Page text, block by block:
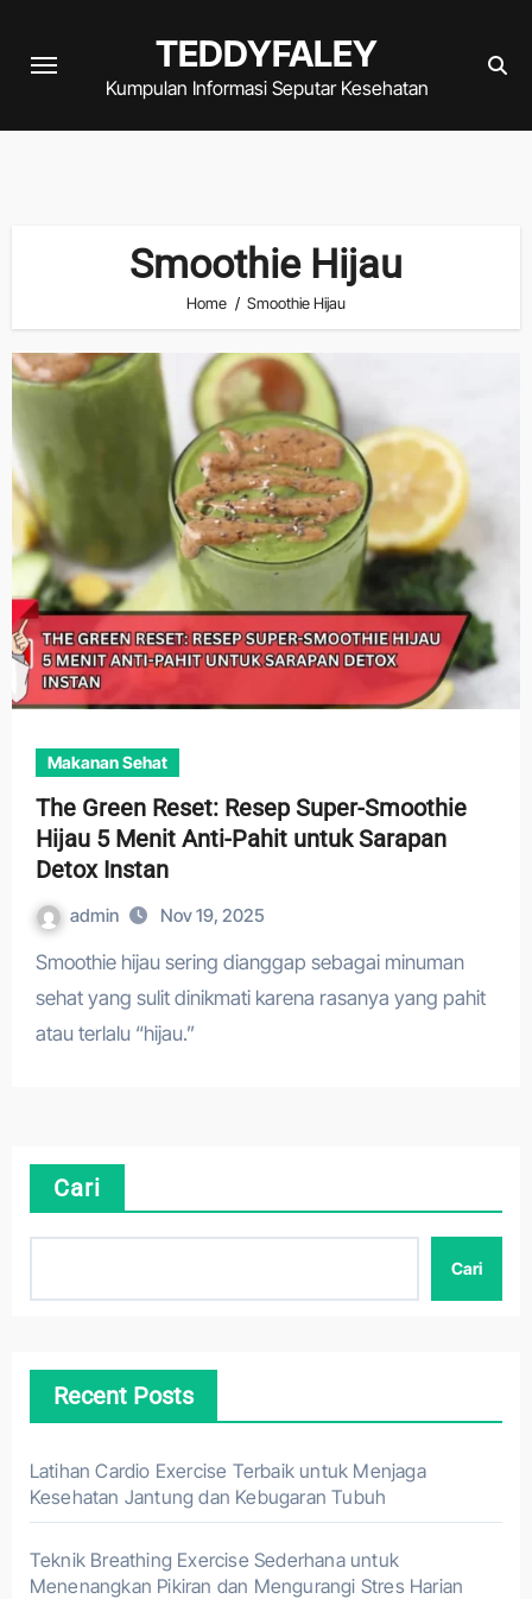
TEDDYFALEY
Kumpulan Informasi Seputar Kesehatan
Smoothie Hijau
Home Smoothie Hijau
Makanan Sehat
The Green Reset: Resep Super-Smoothie
Hijau 5 Menit Anti-Pahit untuk Sarapan
Detox Instan
admin Nov 19, 2025
Smoothie hijau sering dianggap sebagai minuman
sehat yang sulit dinikmati karena rasanya yang pahit
atau terlalu “hijau.”
Cari
Cari
Recent Posts
Latihan Cardio Exercise Terbaik untuk Menjaga
Kesehatan Jantung dan Kebugaran Tubuh
Teknik Breathing Exercise Sederhana untuk
Menenangkan Pikiran dan Mengurangi Stres Harian